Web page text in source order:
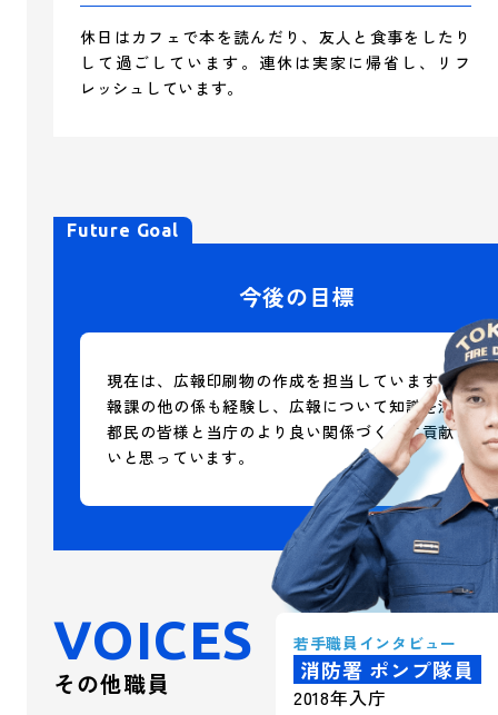
休日はカフェで本を読んだり、友人と食事をしたり
して過ごしています。連休は実家に帰省し、リフ
レッシュしています。
Future Goal
今後の目標
現在は、広報印刷物の作成を担当していますが、広
報課の他の係も経験し、広報について知識を深め、
都民の皆様と当庁のより良い関係づくりに貢献した
いと思っています。
VOICES
その他職員
若手職員 インタビュー
消防署 ポンプ隊員
2018年入庁